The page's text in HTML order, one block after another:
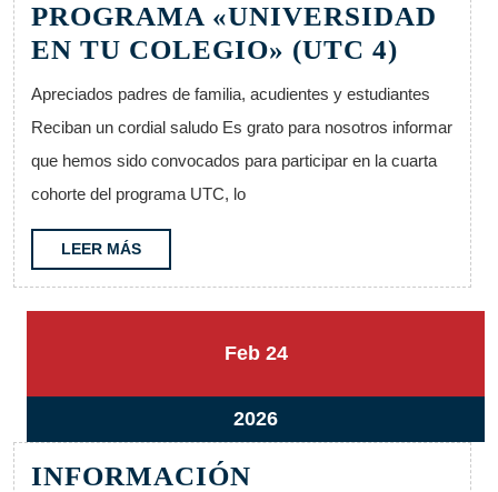
PROGRAMA «UNIVERSIDAD
EN TU COLEGIO» (UTC 4)
EN
4)
Apreciados padres de familia, acudientes y estudiantes
Reciban un cordial saludo Es grato para nosotros informar
que hemos sido convocados para participar en la cuarta
cohorte del programa UTC, lo
LEER MÁSLEER
MÁS
Feb24
2026
2424
202624
febrero,
INFORMACIÓN